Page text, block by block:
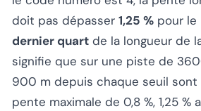
doit pas dépasser 1,25 % pour le
dernier quart de la longueur de
signifie que sur une piste de
900 m depuis chaque seuil sont
pente maximale de 0,8 %, 1,25 %